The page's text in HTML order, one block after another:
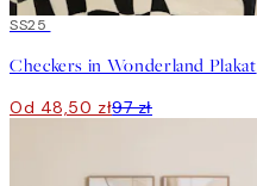
50%*
SS25
Checkers in Wonderland Plakat
Od 48,50 zł97 zł